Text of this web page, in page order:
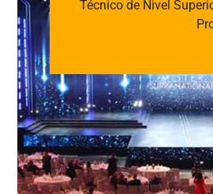
Técnico de Nivel